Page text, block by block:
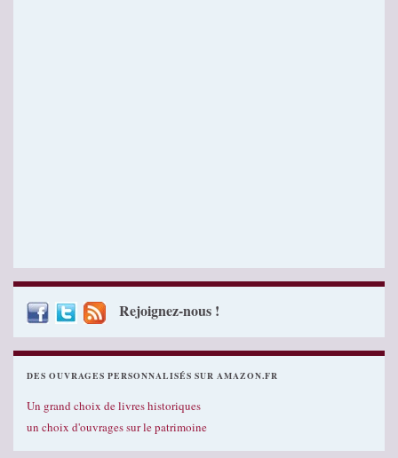
Rejoignez-nous !
DES OUVRAGES PERSONNALISÉS SUR AMAZON.FR
Un grand choix de livres historiques
un choix d'ouvrages sur le patrimoine